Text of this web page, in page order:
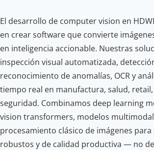
El desarrollo de computer vision en
en crear software que convierte
en inteligencia accionable. Nuestras
inspección visual automatizada,
reconocimiento de anomalías, OCR y
tiempo real en manufactura, salud,
seguridad. Combinamos deep learning
vision transformers, modelos
procesamiento clásico de imágenes para
robustos y de calidad productiva — no